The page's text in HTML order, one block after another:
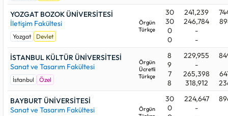
YOZGAT BOZOK ÜNİVERSİTESİ
İletişim Fakültesi
Yozgat Devlet
Örgün
Türkçe
30
30
0
0
241,239
246,784
-
-
İSTANBUL KÜLTÜR ÜNİVERSİTESİ
Sanat ve Tasarım Fakültesi
İstanbul Özel
Örgün
Ücretli
Türkçe
8
9
7
8
229,955
-
265,398
318,912
BAYBURT ÜNİVERSİTESİ
Sanat ve Tasarım Fakültesi
Örgün
30
0
224,647
-